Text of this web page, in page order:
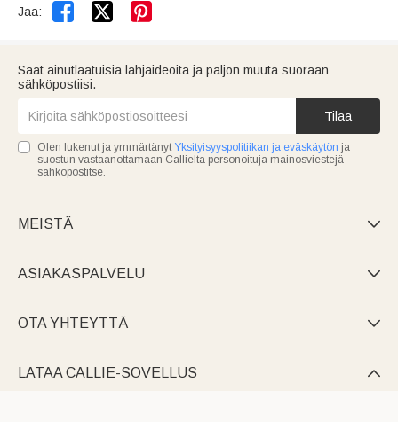
Jaa:  
Saat ainutlaatuisia lahjaideoita ja paljon muuta suoraan
sähköpostiisi.
Tilaa
Olen lukenut ja ymmärtänyt Yksityisyyspolitiikan ja eväskäytön ja
suostun vastaanottamaan Callielta personoituja mainosviestejä
sähköpostitse.
MEISTÄ 
ASIAKASPALVELU 
OTA YHTEYTTÄ 
LATAA CALLIE-SOVELLUS 